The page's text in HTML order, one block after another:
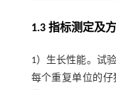
1.3 指标测定及
1）生长性能。试
每个重复单位的